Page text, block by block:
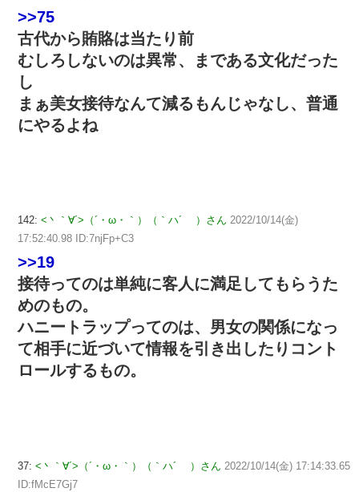
>>75
古代から賄賂は当たり前
むしろしないのは異常、まである文化だった
し
まぁ美女接待なんて減るもんじゃなし、普通
にやるよね
142: <丶｀∀´>（´・ω・｀）（｀ハ´ ）さん 2022/10/14(金)
17:52:40.98 ID:7njFp+C3
>>19
接待ってのは単純に客人に満足してもらうた
めのもの。
ハニートラップってのは、男女の関係になっ
て相手に近づいて情報を引き出したりコント
ロールするもの。
37: <丶｀∀´>（´・ω・｀）（｀ハ´ ）さん 2022/10/14(金) 17:14:33.65
ID:fMcE7Gj7